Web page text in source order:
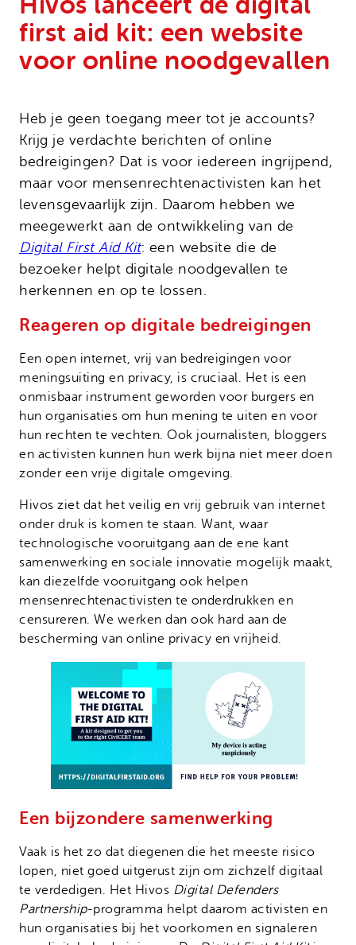
first aid kit: een website
voor online noodgevallen
Heb je geen toegang meer tot je accounts?
Krijg je verdachte berichten of online
bedreigingen? Dat is voor iedereen ingrijpend,
maar voor mensenrechtenactivisten kan het
levensgevaarlijk zijn. Daarom hebben we
meegewerkt aan de ontwikkeling van de
Digital First Aid Kit: een website die de
bezoeker helpt digitale noodgevallen te
herkennen en op te lossen.
Reageren op digitale bedreigingen
Een open internet, vrij van bedreigingen voor
meningsuiting en privacy, is cruciaal. Het is een
onmisbaar instrument geworden voor burgers en
hun organisaties om hun mening te uiten en voor
hun rechten te vechten. Ook journalisten, bloggers
en activisten kunnen hun werk bijna niet meer doen
zonder een vrije digitale omgeving.
Hivos ziet dat het veilig en vrij gebruik van internet
onder druk is komen te staan. Want, waar
technologische vooruitgang aan de ene kant
samenwerking en sociale innovatie mogelijk maakt,
kan diezelfde vooruitgang ook helpen
mensenrechtenactivisten te onderdrukken en
censureren. We werken dan ook hard aan de
bescherming van online privacy en vrijheid.
Een bijzondere samenwerking
Vaak is het zo dat diegenen die het meeste risico
lopen, niet goed uitgerust zijn om zichzelf digitaal
te verdedigen. Het Hivos Digital Defenders
Partnership-programma helpt daarom activisten en
hun organisaties bij het voorkomen en signaleren
Noodfonds voor activisten
Onze successen
Jaarverslag
Veelgestelde vragen